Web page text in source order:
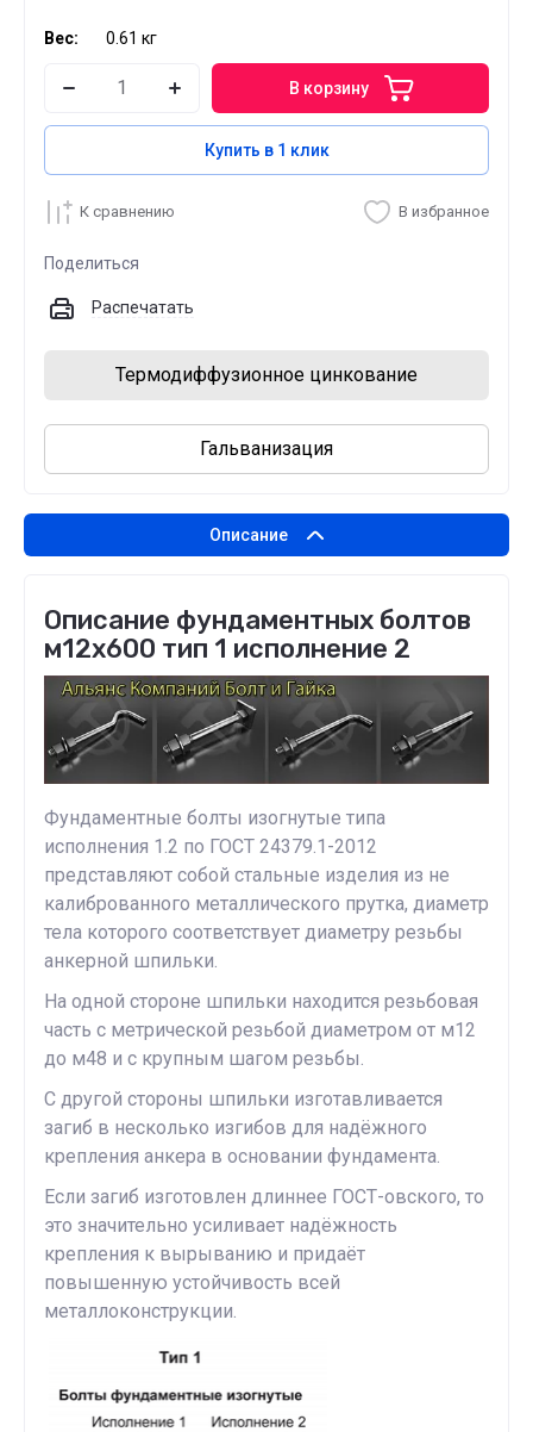
Вес: 0.61 кг
В корзину
Купить в 1 клик
К сравнению В избранное
Поделиться
Распечатать
Термодиффузионное цинкование
Гальванизация
Описание
Описание фундаментных болтов
м12х600 тип 1 исполнение 2
Фундаментные болты изогнутые типа
исполнения 1.2 по ГОСТ 24379.1-2012
представляют собой стальные изделия из не
калиброванного металлического прутка, диаметр
тела которого соответствует диаметру резьбы
анкерной шпильки.
На одной стороне шпильки находится резьбовая
часть с метрической резьбой диаметром от м12
до м48 и с крупным шагом резьбы.
С другой стороны шпильки изготавливается
загиб в несколько изгибов для надёжного
крепления анкера в основании фундамента.
Если загиб изготовлен длиннее ГОСТ-овского, то
это значительно усиливает надёжность
крепления к вырыванию и придаёт
повышенную устойчивость всей
металлоконструкции.